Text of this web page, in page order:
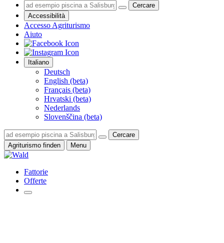
Cercare
Accessibilità
Accesso Agriturismo
Aiuto
Italiano
Deutsch
English (beta)
Français (beta)
Hrvatski (beta)
Nederlands
Slovenščina (beta)
Cercare
Agriturismo finden
Menu
Fattorie
Offerte